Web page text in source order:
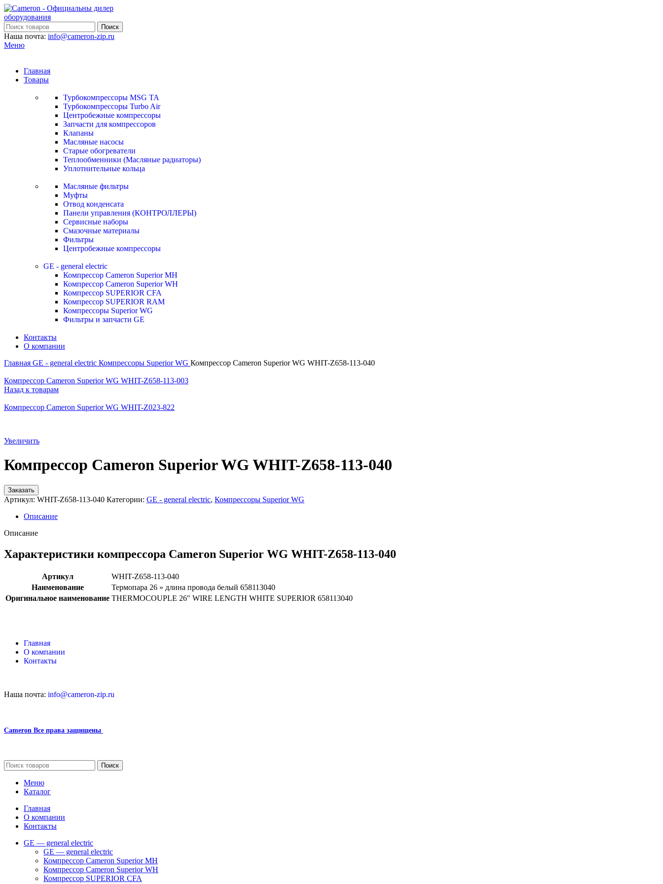
Поиск
Наша почта: info@cameron-zip.ru
Меню
Главная
Товары
Турбокомпрессоры MSG TA
Турбокомпрессоры Turbo Air
Центробежные компрессоры
Запчасти для компрессоров
Клапаны
Масляные насосы
Старые обогреватели
Теплообменники (Масляные радиаторы)
Уплотнительные кольца
Масляные фильтры
Муфты
Отвод конденсата
Панели управления (КОНТРОЛЛЕРЫ)
Сервисные наборы
Смазочные материалы
Фильтры
Центробежные компрессоры
GE - general electric
Компрессор Cameron Superior MH
Компрессор Cameron Superior WH
Компрессор SUPERIOR CFA
Компрессор SUPERIOR RAM
Компрессоры Superior WG
Фильтры и запчасти GE
Контакты
О компании
Главная GE - general electric Компрессоры Superior WG Компрессор Cameron Superior WG WHIT-Z658-113-040
Компрессор Cameron Superior WG WHIT-Z658-113-003
Назад к товарам
Компрессор Cameron Superior WG WHIT-Z023-822
Увеличить
Компрессор Cameron Superior WG WHIT-Z658-113-040
Заказать
Артикул: WHIT-Z658-113-040 Категории: GE - general electric, Компрессоры Superior WG
Описание
Описание
Характеристики компрессора Cameron Superior WG WHIT-Z658-113-040
Артикул
WHIT-Z658-113-040
Наименование
Термопара 26 » длина провода белый 658113040
Оригинальное наименование THERMOCOUPLE 26″ WIRE LENGTH WHITE SUPERIOR 658113040
Главная
О компании
Контакты
Наша почта: info@cameron-zip.ru
Cameron Все права защищены
Поиск
Меню
Каталог
Главная
О компании
Контакты
GE — general electric
GE — general electric
Компрессор Cameron Superior MH
Компрессор Cameron Superior WH
Компрессор SUPERIOR CFA